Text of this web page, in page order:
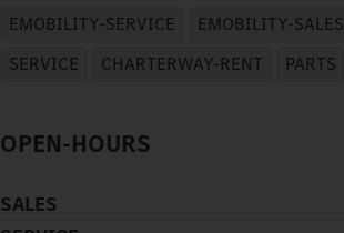
EMOBILITY-SERVICE EMOBILITY-SALES
SERVICE
CHARTERWAY-RENT PARTS
OPEN-HOURS
SALES